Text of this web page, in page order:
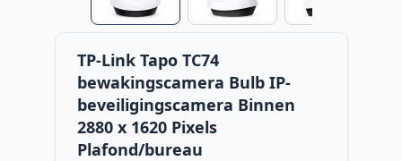
TP-Link Tapo TC74
bewakingscamera Bulb IP-
beveiligingscamera Binnen
2880 x 1620 Pixels
Plafond/bureau